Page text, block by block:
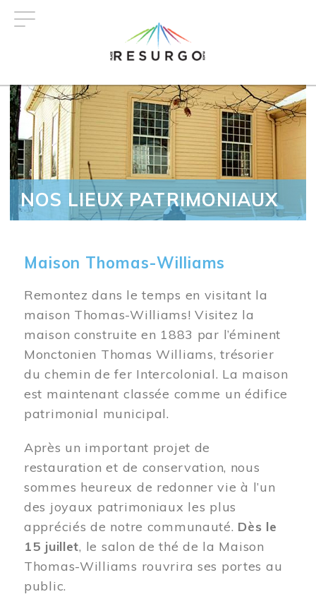
NOS LIEUX PATRIMONIAUX
Maison Thomas-Williams
Remontez dans le temps en visitant la
maison Thomas-Williams! Visitez la
maison construite en 1883 par l’éminent
Monctonien Thomas Williams, trésorier
du chemin de fer Intercolonial. La maison
est maintenant classée comme un édifice
patrimonial municipal.
Après un important projet de
restauration et de conservation, nous
sommes heureux de redonner vie à l’un
des joyaux patrimoniaux les plus
appréciés de notre communauté. Dès le
15 juillet, le salon de thé de la Maison
Thomas-Williams rouvrira ses portes au
public.